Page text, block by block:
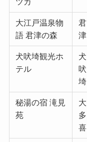
大江戸温泉物
語 君津の森
君
津
犬吠埼観光ホ
テル
犬
吠
埼
秘湯の宿 滝見
苑
大
多
喜